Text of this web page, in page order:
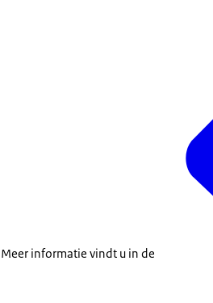
Meer informatie vindt u in de